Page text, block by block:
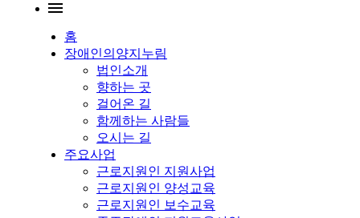
홈
장애인의양지누림
법인소개
향하는 곳
걸어온 길
함께하는 사람들
오시는 길
주요사업
근로지원인 지원사업
근로지원인 양성교육
근로지원인 보수교육